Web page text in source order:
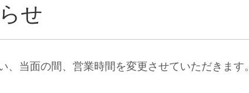
せ
当面の間、営業時間を変更させていただきます。